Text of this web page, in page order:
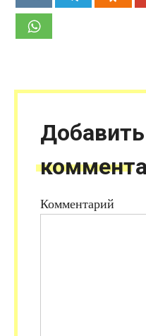
Добавить
Комментарий